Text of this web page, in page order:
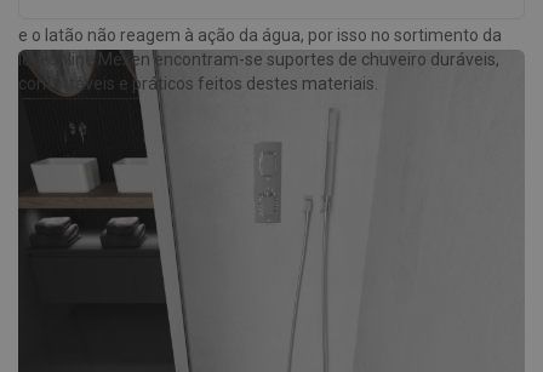
e o latão não reagem à ação da água, por isso no sortimento da
loja online Mexen encontram-se suportes de chuveiro duráveis,
confortáveis e práticos feitos destes materiais.